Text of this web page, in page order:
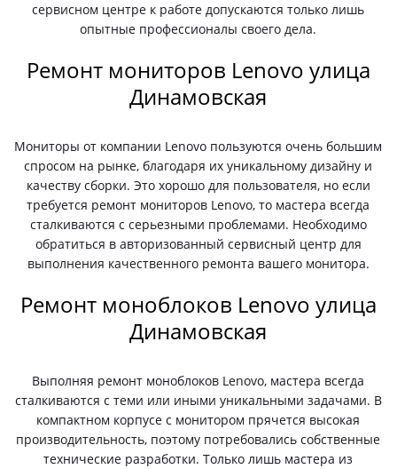
сервисном центре к работе допускаются только лишь
опытные профессионалы своего дела.
Ремонт мониторов Lenovo улица
Динамовская
Мониторы от компании Lenovo пользуются очень большим
спросом на рынке, благодаря их уникальному дизайну и
качеству сборки. Это хорошо для пользователя, но если
требуется ремонт мониторов Lenovo, то мастера всегда
сталкиваются с серьезными проблемами. Необходимо
обратиться в авторизованный сервисный центр для
выполнения качественного ремонта вашего монитора.
Ремонт моноблоков Lenovo улица
Динамовская
Выполняя ремонт моноблоков Lenovo, мастера всегда
сталкиваются с теми или иными уникальными задачами. В
компактном корпусе с монитором прячется высокая
производительность, поэтому потребовались собственные
технические разработки. Только лишь мастера из